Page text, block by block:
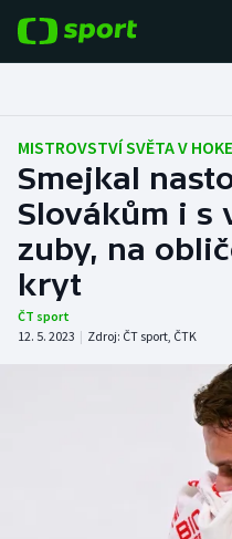
Fotbal
Hokej
Tenis
Atletika
Baseball a softbal
MISTROVSTVÍ SVĚTA V
Smejkal
Slovákům i s
zuby, na
kryt
ČT sport
12. 5. 2023 | Zdroj: ČT sport, ČTK